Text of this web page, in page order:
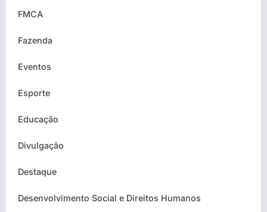
FMCA
Fazenda
Eventos
Esporte
Educação
Divulgação
Destaque
Desenvolvimento Social e Direitos Humanos